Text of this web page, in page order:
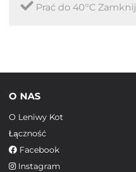
Prać do 40°C Zamknij
O NAS
O Leniwy Kot
Łączność
Facebook
Instagram